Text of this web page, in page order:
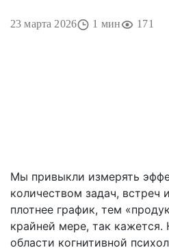
23 марта 2026 1 мин 171
Мы привыкли измерять
количеством задач,
плотнее график, тем
крайней мере, так кажется.
области когнитивной